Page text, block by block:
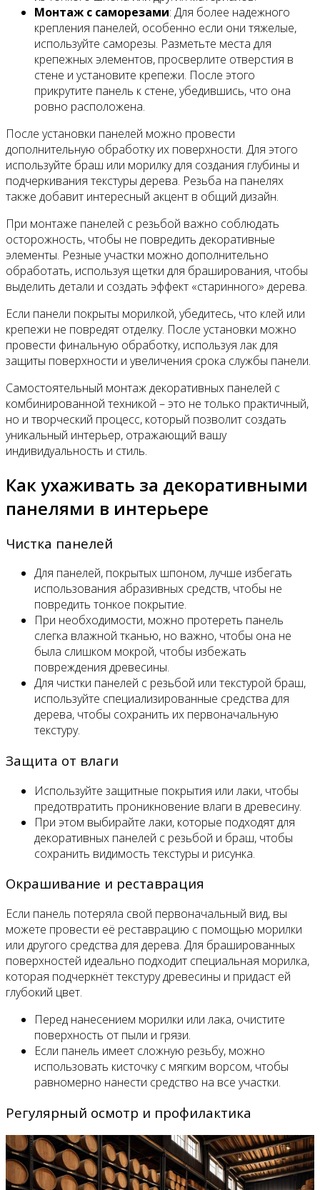
Монтаж с саморезами: Для более надежного
крепления панелей, особенно если они тяжелые,
используйте саморезы. Разметьте места для
крепежных элементов, просверлите отверстия в
стене и установите крепежи. После этого
прикрутите панель к стене, убедившись, что она
ровно расположена.
После установки панелей можно провести
дополнительную обработку их поверхности. Для этого
используйте браш или морилку для создания глубины и
подчеркивания текстуры дерева. Резьба на панелях
также добавит интересный акцент в общий дизайн.
При монтаже панелей с резьбой важно соблюдать
осторожность, чтобы не повредить декоративные
элементы. Резные участки можно дополнительно
обработать, используя щетки для браширования, чтобы
выделить детали и создать эффект «старинного» дерева.
Если панели покрыты морилкой, убедитесь, что клей или
крепежи не повредят отделку. После установки можно
провести финальную обработку, используя лак для
защиты поверхности и увеличения срока службы панели.
Самостоятельный монтаж декоративных панелей с
комбинированной техникой – это не только практичный,
но и творческий процесс, который позволит создать
уникальный интерьер, отражающий вашу
индивидуальность и стиль.
Как ухаживать за декоративными
панелями в интерьере
Чистка панелей
Для панелей, покрытых шпоном, лучше избегать
использования абразивных средств, чтобы не
повредить тонкое покрытие.
При необходимости, можно протереть панель
слегка влажной тканью, но важно, чтобы она не
была слишком мокрой, чтобы избежать
повреждения древесины.
Для чистки панелей с резьбой или текстурой браш,
используйте специализированные средства для
дерева, чтобы сохранить их первоначальную
текстуру.
Защита от влаги
Используйте защитные покрытия или лаки, чтобы
предотвратить проникновение влаги в древесину.
При этом выбирайте лаки, которые подходят для
декоративных панелей с резьбой и браш, чтобы
сохранить видимость текстуры и рисунка.
Окрашивание и реставрация
Если панель потеряла свой первоначальный вид, вы
можете провести её реставрацию с помощью морилки
или другого средства для дерева. Для брашированных
поверхностей идеально подходит специальная морилка,
которая подчеркнёт текстуру древесины и придаст ей
глубокий цвет.
Перед нанесением морилки или лака, очистите
поверхность от пыли и грязи.
Если панель имеет сложную резьбу, можно
использовать кисточку с мягким ворсом, чтобы
равномерно нанести средство на все участки.
Регулярный осмотр и профилактика